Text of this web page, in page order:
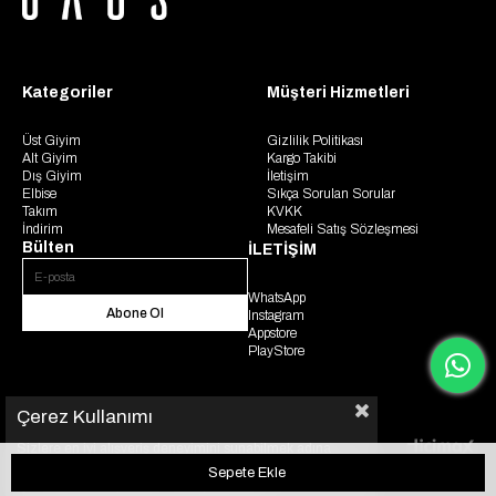
Kategoriler
Üst Giyim
Alt Giyim
Dış Giyim
Elbise
Takım
İndirim
Müşteri Hizmetleri
Gizlilik Politikası
Kargo Takibi
İletişim
Sıkça Sorulan Sorular
KVKK
Mesafeli Satış Sözleşmesi
Bülten
Abone Ol
İLETİŞİM
WhatsApp
Instagram
Appstore
PlayStore
Çerez Kullanımı
sitemizde çerezler(cookies) kullanmaktayız. Detaylı bilgi